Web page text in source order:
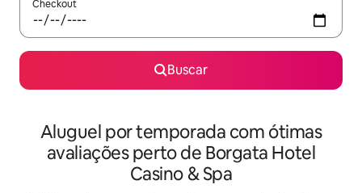
Checkout
Buscar
Aluguel por temporada com ótimas
avaliações perto de Borgata Hotel
Casino & Spa